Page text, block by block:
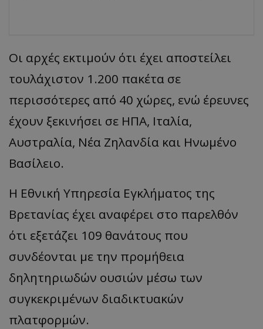
Οι αρχές εκτιμούν ότι έχει αποστείλει
τουλάχιστον 1.200 πακέτα σε
περισσότερες από 40 χώρες, ενώ έρευνες
έχουν ξεκινήσει σε ΗΠΑ, Ιταλία,
Αυστραλία, Νέα Ζηλανδία και Ηνωμένο
Βασίλειο.
Η Εθνική Υπηρεσία Εγκλήματος της
Βρετανίας έχει αναφέρει στο παρελθόν
ότι εξετάζει 109 θανάτους που
συνδέονται με την προμήθεια
δηλητηριωδών ουσιών μέσω των
συγκεκριμένων διαδικτυακών
πλατφορμών.